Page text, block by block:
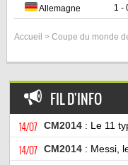
Allemagne 1 -
Accueil > Coupe du monde
FIL D'INFO
14/07 CM2014 : Le 11
14/07 CM2014 : Messi,